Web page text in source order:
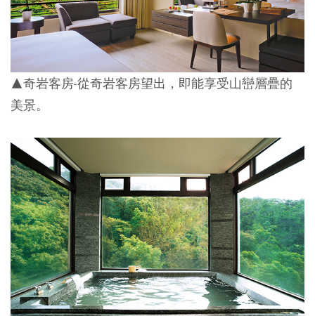
▲奇岩客房-從奇岩客房望出，即能享受山巒層疊的
美景。